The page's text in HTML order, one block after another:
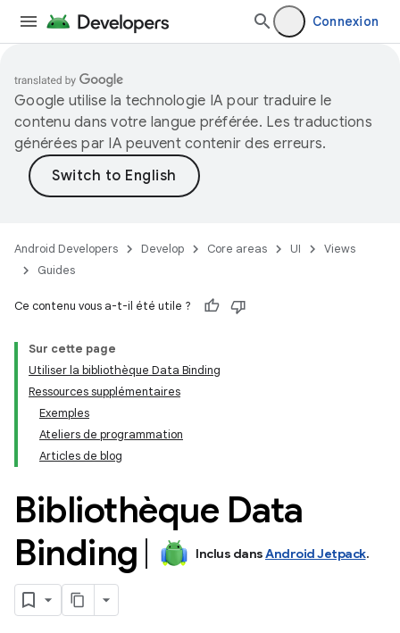
Connexion
Google utilise la technologie IA pour traduire le
contenu dans votre langue préférée. Les traductions
générées par IA peuvent contenir des erreurs.
Android Developers Develop Core areas UI
Views
Guides
Ce contenu vous a-t-il été utile ?
Sur cette page
Utiliser la bibliothèque Data Binding
Ressources supplémentaires
Exemples
Ateliers de programmation
Articles de blog
Bibliothèque Data
Binding
Inclus dansAndroid Jetpack.